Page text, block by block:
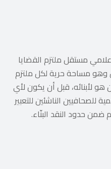
مستقل ملتزم القضايا
وهو مساحة حرية لكل ملتزم
هو لأبنائه، قبل أن يكون لأي
الناشئين للتعبير
حدود النقد البنّاء.